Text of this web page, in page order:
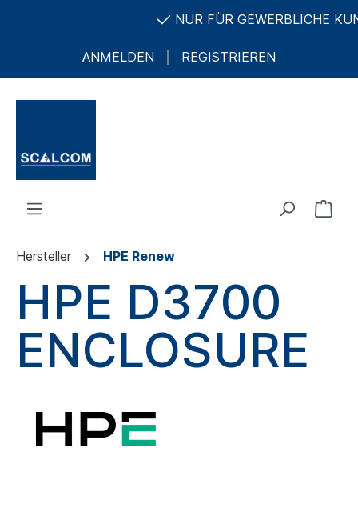
NUR FÜR GEWERBLICHE
ANMELDEN REGISTRIEREN
Hersteller HPE Renew
HPE D3700
ENCLOSURE